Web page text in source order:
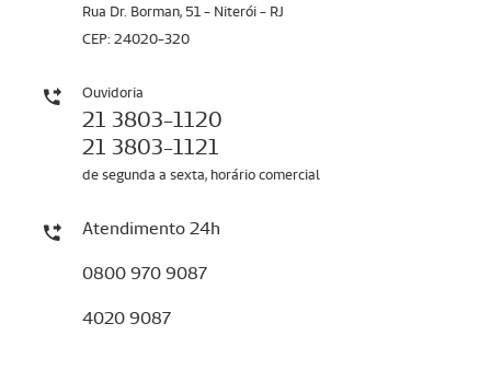
Rua Dr. Borman, 51 - Niterói - RJ
CEP: 24020-320
Ouvidoria
21 3803-1120
21 3803-1121
de segunda a sexta, horário comercial
Atendimento 24h
0800 970 9087
4020 9087